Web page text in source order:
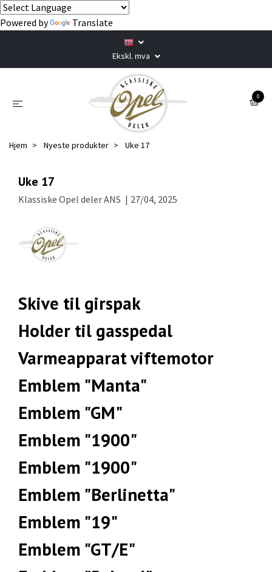
Powered by Translate
Ekskl. mva
0
Hjem Nyeste produkter Uke 17
Uke 17
Klassiske Opel deler ANS | 27/04, 2025
Skive til girspak
Holder til gasspedal
Varmeapparat viftemotor
Emblem "Manta"
Emblem "GM"
Emblem "1900"
Emblem "1900"
Emblem "Berlinetta"
Emblem "19"
Emblem "GT/E"